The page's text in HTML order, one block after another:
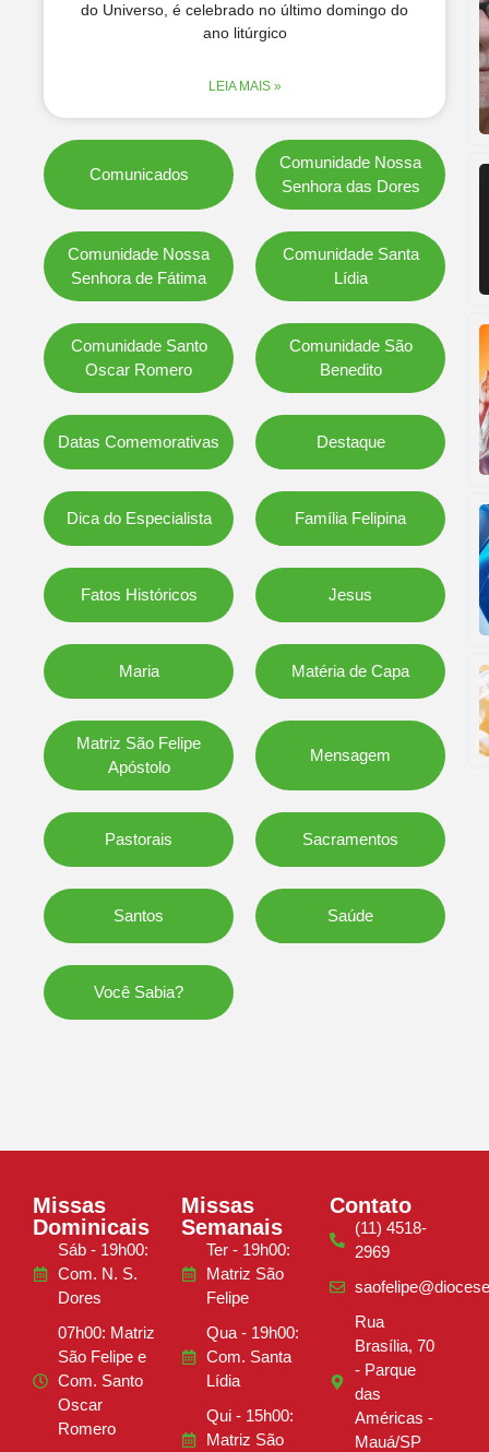
do Universo, é celebrado no último domingo do
ano litúrgico
LEIA MAIS »
Comunicados
Comunidade Nossa
Senhora das Dores
Comunidade Nossa
Senhora de Fátima
Comunidade Santa
Lídia
Comunidade Santo
Oscar Romero
Comunidade São
Benedito
Datas Comemorativas Destaque
Dica do Especialista Família Felipina
Fatos Históricos Jesus
Maria Matéria de Capa
Matriz São Felipe
Apóstolo
Mensagem
Pastorais Sacramentos
Santos Saúde
Você Sabia?
Missas
Dominicais
Sáb - 19h00:
Com. N. S.
Dores
07h00: Matriz
São Felipe e
Com. Santo
Oscar
Romero
Missas
Semanais
Ter - 19h00:
Matriz São
Felipe
Qua - 19h00:
Com. Santa
Lídia
Qui - 15h00:
Matriz São
Contato
(11) 4518-
2969
Rua
Brasília, 70
- Parque
das
Américas -
Mauá/SP